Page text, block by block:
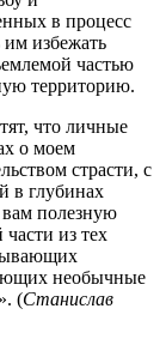
в процесс
им избежать
частью
территорию.
что личные
о моем
страсти, с
в глубинах
вам полезную
из тех
необычные
(Станислав